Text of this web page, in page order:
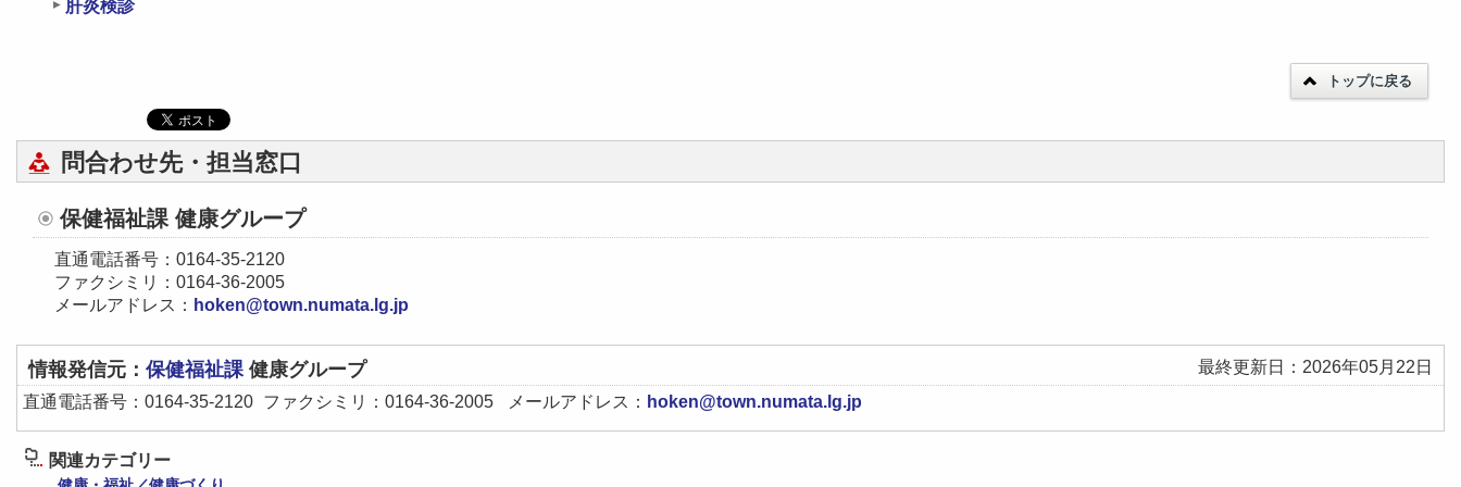
肝炎検診
トップに戻る
問合わせ先・担当窓口
保健福祉課 健康グループ
直通電話番号：0164-35‐2120
ファクシミリ：0164-36-2005
メールアドレス： hoken@town.numata.lg.jp
最終更新日：2026年05月22日
情報発信元： 保健福祉課 健康グループ
直通電話番号：0164-35‐2120 ファクシミリ：0164-36-2005 メールアドレス： hoken@town.numata.lg.jp
関連カテゴリー